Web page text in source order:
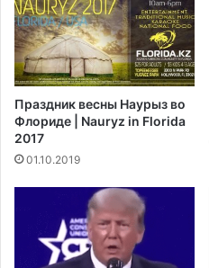
с
т
у
ю
щ
и
м
и
,
и
в
е
р
ж
е
н
н
о
с
Праздник весны Наурыз во
Флориде | Nauryz in Florida
2017
01.10.2019